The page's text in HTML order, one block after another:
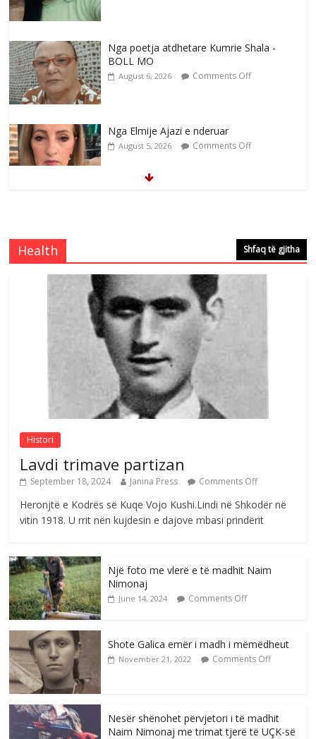
Nga poetja atdhetare Kumrie Shala -
BOLL MO
August 6, 2026 Comments Off
Nga Elmije Ajazi e nderuar
August 5, 2026 Comments Off
Comments Off
Çlirimtari Mentor Mushkolaj nderohet
me mirenjohje nga Xhevdet Qeriqi Dega
e invalidëve në Fushë Kosovë
August 4, 2026 Comments Off
Sulm , pse të dua ty
August 8, 2026 Comments Off
Health Shfaq të gjitha
Histori
Lavdi trimave partizan
September 18, 2024 Janina Press Comments Off
Heronjtë e Kodrës së Kuqe Vojo Kushi.Lindi në Shkodër në
vitin 1918. U rrit nën kujdesin e dajove mbasi prindërit
Një foto me vlerë e të madhit Naim
Nimonaj
June 14, 2024 Comments Off
Shote Galica emër i madh i mëmëdheut
November 21, 2022 Comments Off
Nesër shënohet përvjetori i të madhit
Naim Nimonaj me trimat tjerë të UÇK-së